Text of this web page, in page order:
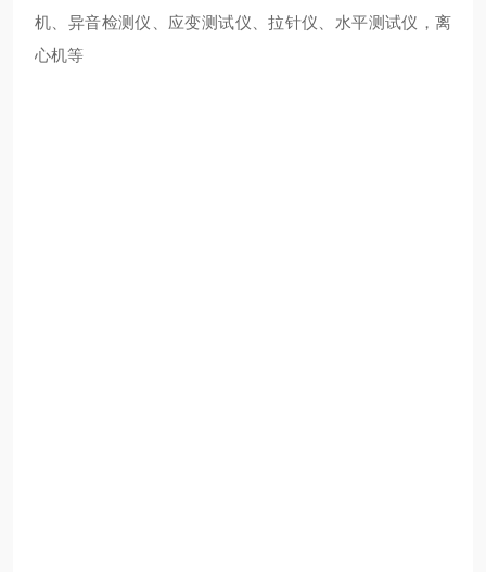
机、异音检测仪、应变测试仪、拉针仪、水平测试仪，离
心机等